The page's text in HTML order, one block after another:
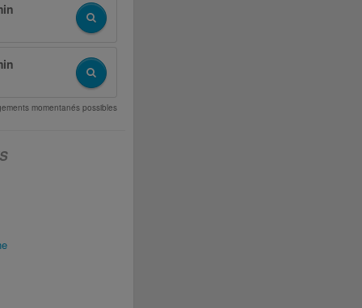
momentanés possibles